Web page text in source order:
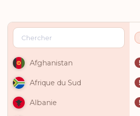
Afghanistan
Afrique du Sud
Albanie